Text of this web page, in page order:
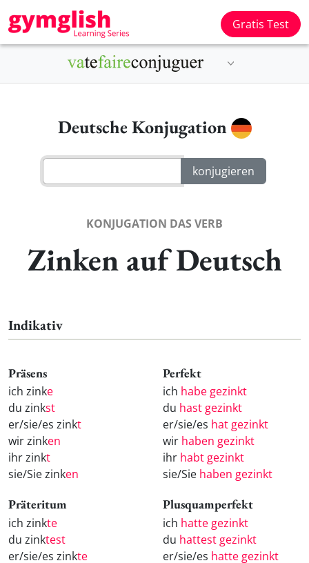
Gratis Test
Deutsche Konjugation
KONJUGATION DAS VERB
Zinken auf Deutsch
Indikativ
Präsens
ich zinke
du zinkst
er/sie/es zinkt
wir zinken
ihr zinkt
sie/Sie zinken
Perfekt
ich habe gezinkt
du hast gezinkt
er/sie/es hat gezinkt
wir haben gezinkt
ihr habt gezinkt
sie/Sie haben gezinkt
Präteritum
ich zinkte
du zinktest
er/sie/es zinkte
Plusquamperfekt
ich hatte gezinkt
du hattest gezinkt
er/sie/es hatte gezinkt